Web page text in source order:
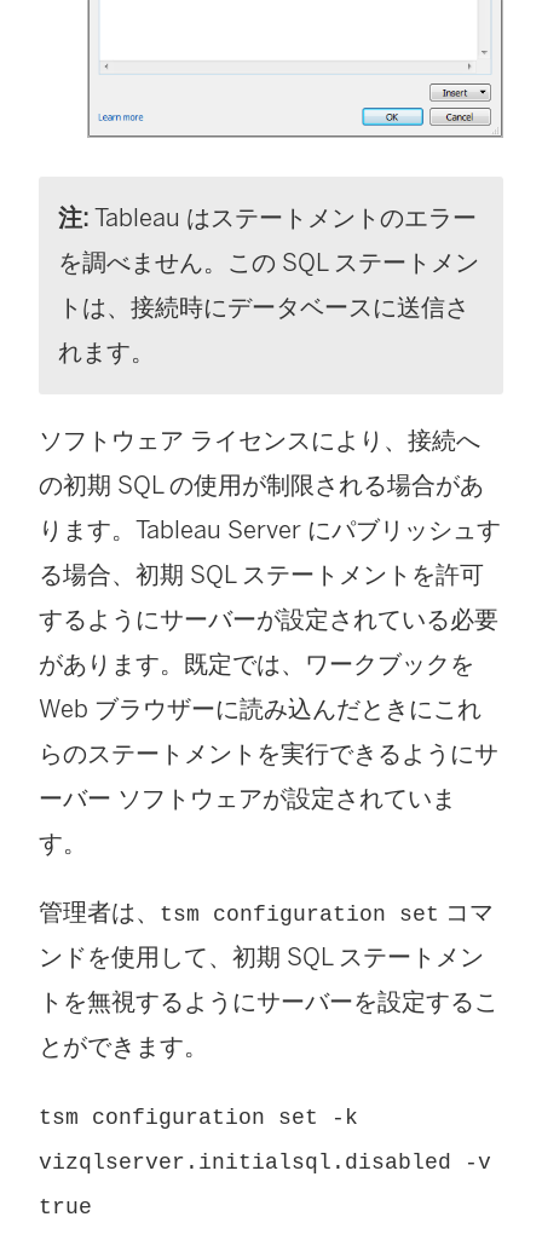
注: Tableau はステートメントのエラー
を調べません。この SQL ステートメン
トは、接続時にデータベースに送信さ
れます。
ソフトウェア ライセンスにより、接続へ
の初期 SQL の使用が制限される場合があ
ります。Tableau Server にパブリッシュす
る場合、初期 SQL ステートメントを許可
するようにサーバーが設定されている必要
があります。既定では、ワークブックを
Web ブラウザーに読み込んだときにこれ
らのステートメントを実行できるようにサ
ーバー ソフトウェアが設定されていま
す。
管理者は、 tsm configuration set コマ
ンドを使用して、初期 SQL ステートメン
トを無視するようにサーバーを設定するこ
とができます。
tsm configuration set -k
vizqlserver.initialsql.disabled -v
true